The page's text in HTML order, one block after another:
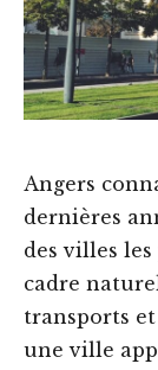
Angers
dernières
des villes
cadre
transports
une ville